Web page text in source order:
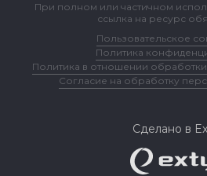
При полном или частичном
ссылка на ресурс
Пользовательское
Политика
Политика в отношении
Согласие на обработку
Сделано в